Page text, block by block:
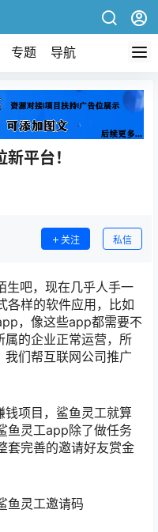
专题 导航
平台！
关注 私信
生吧，现在几乎人手一
各样的软件应用，比如
，像这些app都需要不
的企业正常运营，所
们帮互联网公司推广
项目，鲨鱼灵工就算
鱼灵工app除了做任务
套完善的邀请好友赏金
鱼灵工邀请码